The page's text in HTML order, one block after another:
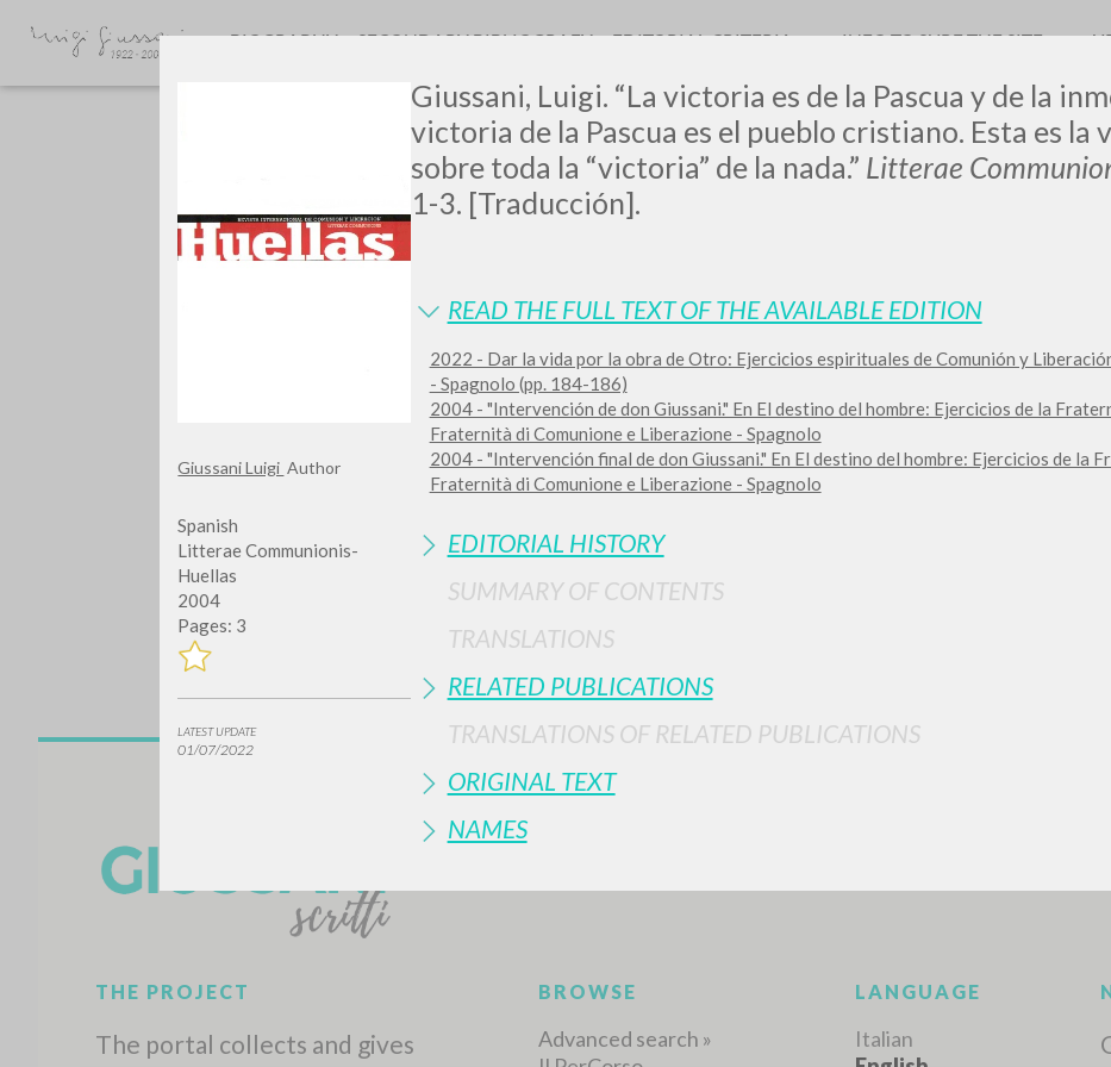
Giussani Luigi Author
Spanish
Litterae Communionis-
Huellas
2004
Pages: 3
LATEST UPDATE
01/07/2022
Giussani, Luigi. “La victoria es de la Pascua y de la
victoria de la Pascua es el pueblo cristiano. Esta es
sobre toda la “victoria” de la nada.” Litterae
1-3. [Traducción].
READ THE FULL TEXT OF THE AVAILABLE EDITION
2022 - Dar la vida por la obra de Otro: Ejercicios espirituales de Comunión y
- Spagnolo (pp. 184-186)
2004 - "Intervención de don Giussani." En El destino del hombre: Ejercicios de la
Fraternità di Comunione e Liberazione - Spagnolo
2004 - "Intervención final de don Giussani." En El destino del hombre: Ejercicios de la
Fraternità di Comunione e Liberazione - Spagnolo
EDITORIAL HISTORY
SUMMARY OF CONTENTS
TRANSLATIONS
RELATED PUBLICATIONS
TRANSLATIONS OF RELATED PUBLICATIONS
ORIGINAL TEXT
NAMES
LUIGI
GIUSSANI
scritti
BIOGRAPHY SECONDARY BIBLIOGRAFY EDITORIAL CRITERIA INFO TO SURF THE SITE
Do you want even more precise results? Use the
View details by type
TYPE OF WORK